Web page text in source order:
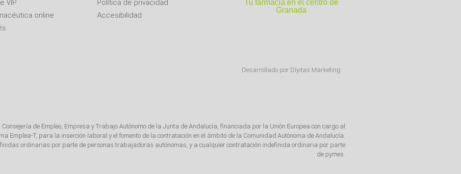
VIP
online
Política de privacidad
Accesibilidad
Tu farmacia en el centro de
Granada
Desarrollado por Díyitas Marketing
de Empleo, Empresa y Trabajo Autónomo de la Junta de Andalucía, financiada por la Unión Europea con cargo al
Emplea-T, para la inserción laboral y el fomento de la contratación en el ámbito de la Comunidad Autónoma de Andalucía.
ordinarias por parte de personas trabajadoras autónomas, y a cualquier contratación indefinida ordinaria por parte
de pymes.